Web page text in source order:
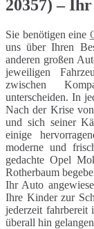
20357) –
Sie benötigen eine
uns über Ihren
anderen großen
jeweiligen
zwischen
unterscheiden. In
Nach der Krise
und sich seiner
einige
moderne und
gedachte Opel
Rotherbaum
Ihr Auto
Ihre Kinder zur
jederzeit fahrbereit
überall hin